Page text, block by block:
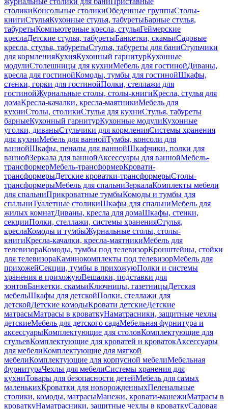
столикиКонсольные столикиОбеденные группыСтолы-
книгиСтульяКухонные стулья, табуретыБарные стулья,
табуретыКомпьютерные кресла, стульяГеймерские
креслаДетские стулья, табуретыБанкетки, скамьиСадовые
кресла, стулья, табуретыСтулья, табуреты для баниСтульчики
для кормленияКухняКухонный гарнитурКухонные
модулиСтолешницы для кухниМебель для гостинойДиваны,
кресла для гостинойКомоды, тумбы для гостинойШкафы,
стенки, горки для гостинойПолки, стеллажи для
гостинойЖурнальные столы, столы-книгиКресла, стулья для
домаКресла-качалки, кресла-маятникиМебель для
кухниСтолы, столикиСтулья для кухниСтулья, табуреты
барныеКухонный гарнитурКухонные модулиКухонные
уголки, диваныСтульчики для кормленияСистемы хранения
для кухниМебель для ваннойТумбы, консоли для
ваннойШкафы, пеналы для ваннойШкафчики, полки для
ваннойЗеркала для ваннойАксессуары для ваннойМебель-
трансформерМебель-трансформерКровати-
трансформерыДетские кроватки-трансформерыСтолы-
трансформерыМебель для спальниЗеркалаКомплекты мебели
для спальниПрикроватные тумбыКомоды и тумбы для
спальниТуалетные столикиШкафы для спальниМебель для
жилых комнатДиваны, кресла для домаШкафы, стенки,
секцииПолки, стеллажи, системы храненияСтулья,
креслаКомоды и тумбыЖурнальные столы, столы-
книгиКресла-качалки, кресла-маятникиМебель для
телевизораКомоды, тумбы под телевизорКронштейны, стойки
для телевизораКаминокомплекты под телевизорМебель для
прихожейСекции, тумбы в прихожуюПолки и системы
хранения в прихожуюВешалки, подставки для
зонтовБанкетки, скамьиКлючницы, газетницыДетская
мебельШкафы для детскойПолки, стеллажи для
детскойДетские комодыКровати детскиеДетские
матрасыМатрасы в кроваткуНаматрасники, защитные чехлы
детскиеМебель для детского садаМебельная фурнитура и
аксессуарыКомплектующие для столовКомплектующие для
стульевКомплектующие для кроватей и кроватокАксессуары
для мебелиКомплектующие для мягкой
мебелиКомплектующие для корпусной мебелиМебельная
фурнитураЧехлы для мебелиСистемы хранения для
кухниТовары для безопасности детейМебель для самых
маленькихКроватки для новорожденныхПеленальные
столики, комоды, матрасыМанежи, кровати-манежиМатрасы в
кроваткуНаматрасники, защитные чехлы в кроваткуСадовая